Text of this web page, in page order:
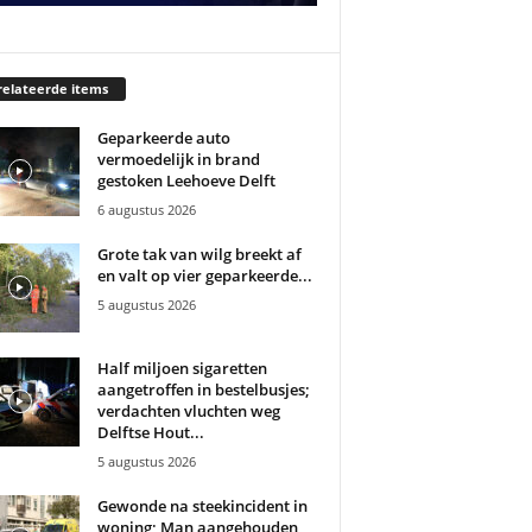
items
Geparkeerde auto
vermoedelijk in brand
gestoken Leehoeve Delft
6 augustus 2026
Grote tak van wilg breekt af
en valt op vier geparkeerde...
5 augustus 2026
Half miljoen sigaretten
aangetroffen in bestelbusjes;
verdachten vluchten weg
Delftse Hout...
5 augustus 2026
Gewonde na steekincident in
woning; Man aangehouden